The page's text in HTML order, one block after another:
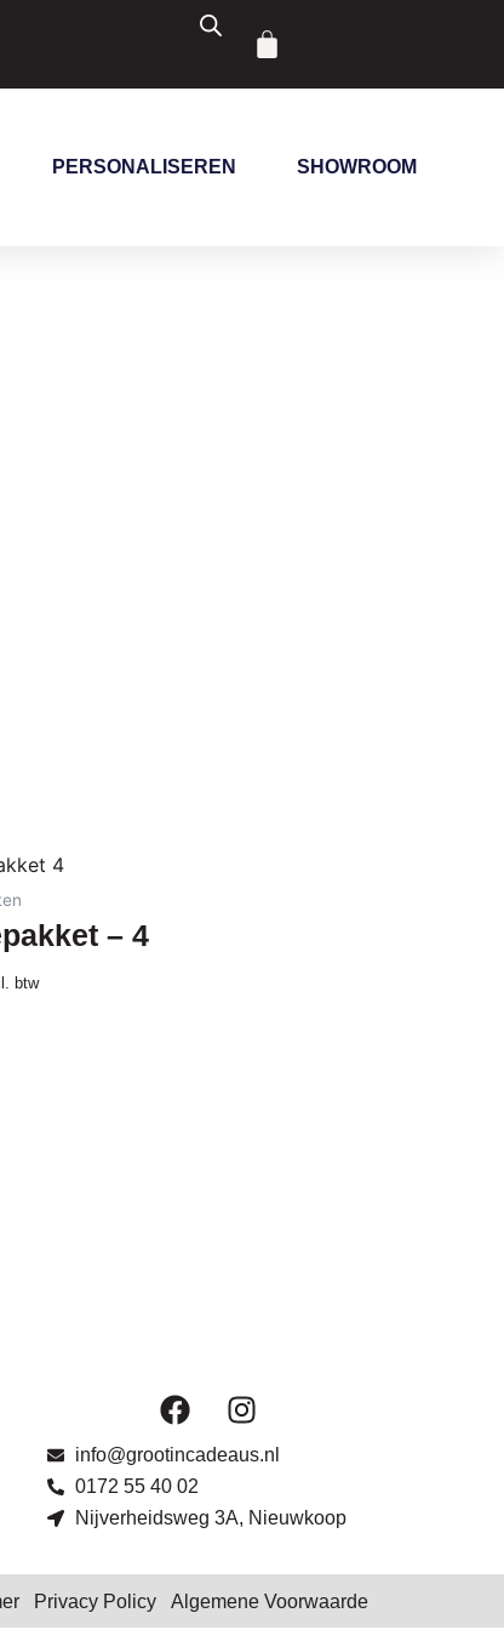
Winkelwagen
PERSONALISEREN SHOWROOM
– 4
btw
F
a
c
e
b
o
k
I
n
s
a
r
a
info@grootincadeaus.nl
0172 55 40 02
Nijverheidsweg 3A, Nieuwkoop
Privacy Policy Algemene Voorwaarde